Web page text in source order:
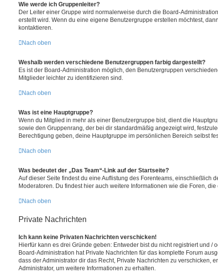
Wie werde ich Gruppenleiter?
Der Leiter einer Gruppe wird normalerweise durch die Board-
erstellt wird. Wenn du eine eigene Benutzergruppe erstellen möchtest,
kontaktieren.
Nach oben
Weshalb werden verschiedene Benutzergruppen farbig dargestellt?
Es ist der Board-Administration möglich, den Benutzergruppen
Mitglieder leichter zu identifizieren sind.
Nach oben
Was ist eine Hauptgruppe?
Wenn du Mitglied in mehr als einer Benutzergruppe bist, dient die
sowie den Gruppenrang, der bei dir standardmäßig angezeigt wird,
Berechtigung geben, deine Hauptgruppe im persönlichen Bereich selbst
Nach oben
Was bedeutet der „Das Team“-Link auf der Startseite?
Auf dieser Seite findest du eine Auflistung des Forenteams, einschließlich
Moderatoren. Du findest hier auch weitere Informationen wie die Foren,
Nach oben
Private Nachrichten
Ich kann keine Privaten Nachrichten verschicken!
Hierfür kann es drei Gründe geben: Entweder bist du nicht registriert und /
Board-Administration hat Private Nachrichten für das komplette Forum
dass der Administrator dir das Recht, Private Nachrichten zu verschicken,
Administrator, um weitere Informationen zu erhalten.